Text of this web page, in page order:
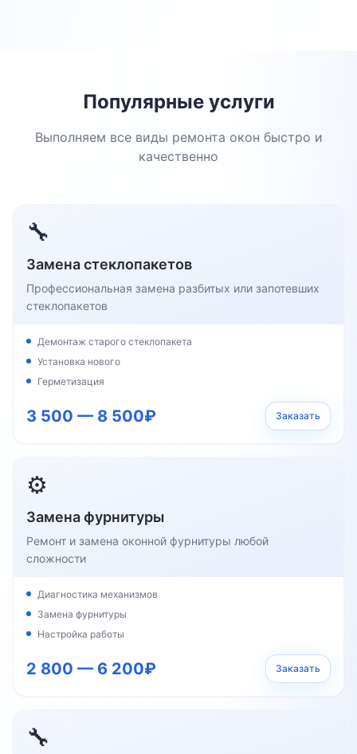
Популярные услуги
Выполняем все виды ремонта окон быстро и
качественно
🔧
Замена стеклопакетов
Профессиональная замена разбитых или запотевших
стеклопакетов
Демонтаж старого стеклопакета
Установка нового
Герметизация
3 500 — 8 500₽ Заказать
⚙️
Замена фурнитуры
Ремонт и замена оконной фурнитуры любой
сложности
Диагностика механизмов
Замена фурнитуры
Настройка работы
2 800 — 6 200₽ Заказать
🔧